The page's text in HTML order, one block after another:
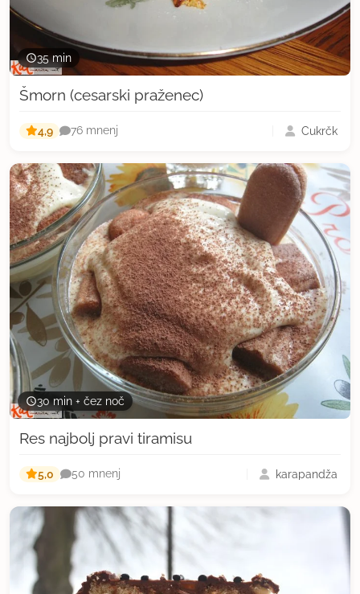
35 min
Šmorn (cesarski praženec)
4,9 76 mnenj Cukrčk
30 min + čez noč
Res najbolj pravi tiramisu
5,0 50 mnenj karapandža